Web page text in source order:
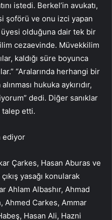
istedi. Berkel’in avukatı,
şoförü ve onu izci yapan
üyesi olduğuna dair tek bir
cezaevinde. Müvekkilim
kaldığı süre boyunca
“Aralarında herhangi bir
hukuka aykırıdır,
dedi. Diğer sanıklar
etti.
ediyor
Çarkes, Hasan Aburas ve
yasağı konularak
Ahlam Albashır, Ahmad
Ahmed Carkes, Ammar
Hasan Ali, Hazni